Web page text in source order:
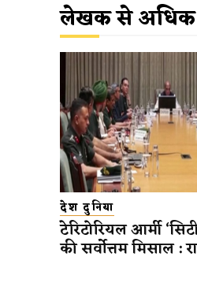
लेखक से अधिक
देश दुनिया
टेरिटोरियल आर्मी
की सर्वोत्तम मिसाल :